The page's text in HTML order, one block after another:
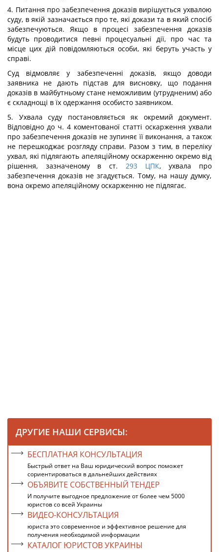
4. Питання про забезпечення доказів вирішується ухвалою
суду, в якій зазначається про те, які докази та в який спосіб
забезпечуються. Якщо в процесі забезпечення доказів
будуть проводитися певні процесуальні дії, про час та
місце цих дій повідомляються особи, які беруть участь у
справі.
Суд відмовляє у забезпеченні доказів, якщо доводи
заявника не дають підстав для висновку, що подання
доказів в майбутньому стане неможливим (утрудненим) або
є складнощі в їх одержання особисто заявником.
5. Ухвала суду постановляється як окремий документ.
Відповідно до ч. 4 коментованої статті оскарження ухвали
про забезпечення доказів не зупиняє її виконання, а також
не перешкоджає розгляду справи. Разом з тим, в переліку
ухвал, які підлягають апеляційному оскарженню окремо від
рішення, зазначеному в ст. 293 ЦПК, ухвала про
забезпечення доказів не згадується. Тому, на нашу думку,
вона окремо апеляційному оскарженню не підлягає.
ДРУГИЕ НАШИ СЕРВИСЫ:
БЕСПЛАТНАЯ КОНСУЛЬТАЦИЯ
Быстрый ответ на Ваш юридический вопрос поможет
сориентироваться в дальнейших действиях
ОБЪЯВИТЕ СОБСТВЕННЫЙ ТЕНДЕР
И получите выгодное предложение от более чем 5000
юристов со всей Украины
ВИДЕО-КОНСУЛЬТАЦИЯ
юриста это современное и эффективное решение для
получения необходимой информации
КАТАЛОГ ЮРИСТОВ УКРАИНЫ